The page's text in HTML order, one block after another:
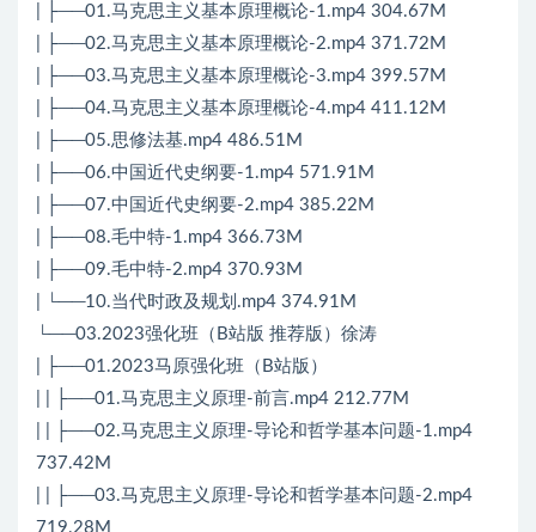
| ├──01.马克思主义基本原理概论-1.mp4 304.67M
| ├──02.马克思主义基本原理概论-2.mp4 371.72M
| ├──03.马克思主义基本原理概论-3.mp4 399.57M
| ├──04.马克思主义基本原理概论-4.mp4 411.12M
| ├──05.思修法基.mp4 486.51M
| ├──06.中国近代史纲要-1.mp4 571.91M
| ├──07.中国近代史纲要-2.mp4 385.22M
| ├──08.毛中特-1.mp4 366.73M
| ├──09.毛中特-2.mp4 370.93M
| └──10.当代时政及规划.mp4 374.91M
└──03.2023强化班（B站版 推荐版）徐涛
| ├──01.2023马原强化班（B站版）
| | ├──01.马克思主义原理-前言.mp4 212.77M
| | ├──02.马克思主义原理-导论和哲学基本问题-1.mp4
737.42M
| | ├──03.马克思主义原理-导论和哲学基本问题-2.mp4
719.28M